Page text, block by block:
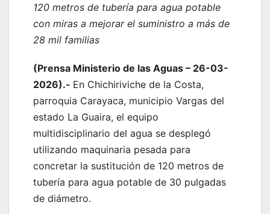
120 metros de tubería para agua potable
con miras a mejorar el suministro a más de
28 mil familias
(Prensa Ministerio de las Aguas – 26-03-
2026).- En Chichiriviche de la Costa,
parroquia Carayaca, municipio Vargas del
estado La Guaira, el equipo
multidisciplinario del agua se desplegó
utilizando maquinaria pesada para
concretar la sustitución de 120 metros de
tubería para agua potable de 30 pulgadas
de diámetro.